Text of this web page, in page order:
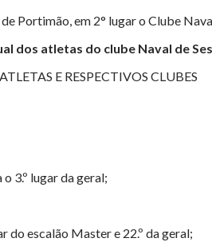
Portimão, em 2° lugar o Clube
dos atletas do clube Naval de
E RESPECTIVOS CLUBES
o 3.º lugar da geral;
do escalão Master e 22.º da geral;